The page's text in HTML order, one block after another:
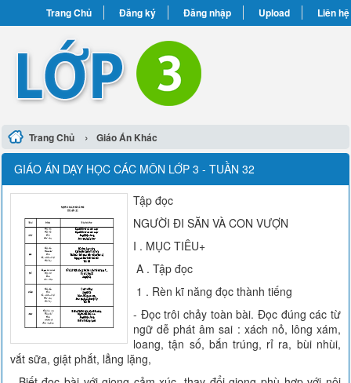
Trang Chủ Đăng ký Đăng nhập Upload Liên hệ
Trang Chủ › Giáo Án Khác
GIÁO ÁN DẠY HỌC CÁC MÔN LỚP 3 - TUẦN 32
Tập đọc
NGƯỜI ĐI SĂN VÀ CON VƯỢN
I . MỤC TIÊU+
A . Tập đọc
1 . Rèn kĩ năng đọc thành tiếng
- Đọc trôi chảy toàn bài. Đọc đúng các từ
ngữ dễ phát âm sai : xách nỏ, lông xám,
loang, tận số, bắn trúng, rỉ ra, bùi nhùi,
vắt sữa, giật phắt, lẳng lặng,